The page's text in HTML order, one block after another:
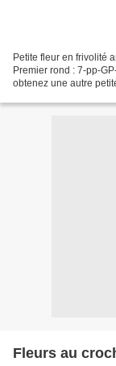
Petite fleur en frivolité
Premier rond : 7-pp-
obtenez une autre
Fleurs au